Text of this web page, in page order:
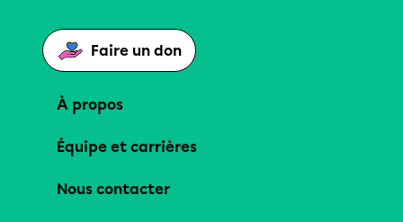
Faire un don
À propos
Équipe et carrières
Nous contacter